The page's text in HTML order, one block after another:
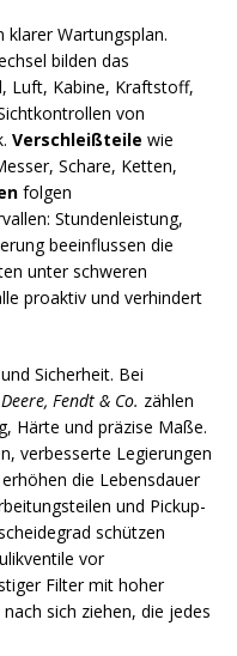
Wartungsplan.
bilden das
Luft, Kabine, Kraftstoff,
von
Verschleißteile wie
Schare, Ketten,
folgen
Stundenleistung,
beeinflussen die
unter schweren
proaktiv und verhindert
Sicherheit. Bei
Fendt & Co. zählen
Härte und präzise Maße.
verbesserte Legierungen
die Lebensdauer
und Pickup-
schützen
vor
Filter mit hoher
sich ziehen, die jedes